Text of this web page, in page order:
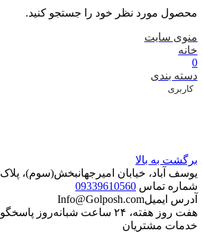
محصول مورد نظر خود را جستجو کنید.
منوی سایت
خانه
0
دسته بندی
کاربری
برگشت به بالا
یوسف آباد، خیابان امیرجهانبخش(سوم)، پلاک17، طبقه3، واحد6
شماره تماس 09339610560
آدرس ایمیلInfo@Golposh.com
هفت روز هفته، ۲۴ ساعت شبانه‌روز پاسخگوی شما هستیم.
خدمات مشتریان